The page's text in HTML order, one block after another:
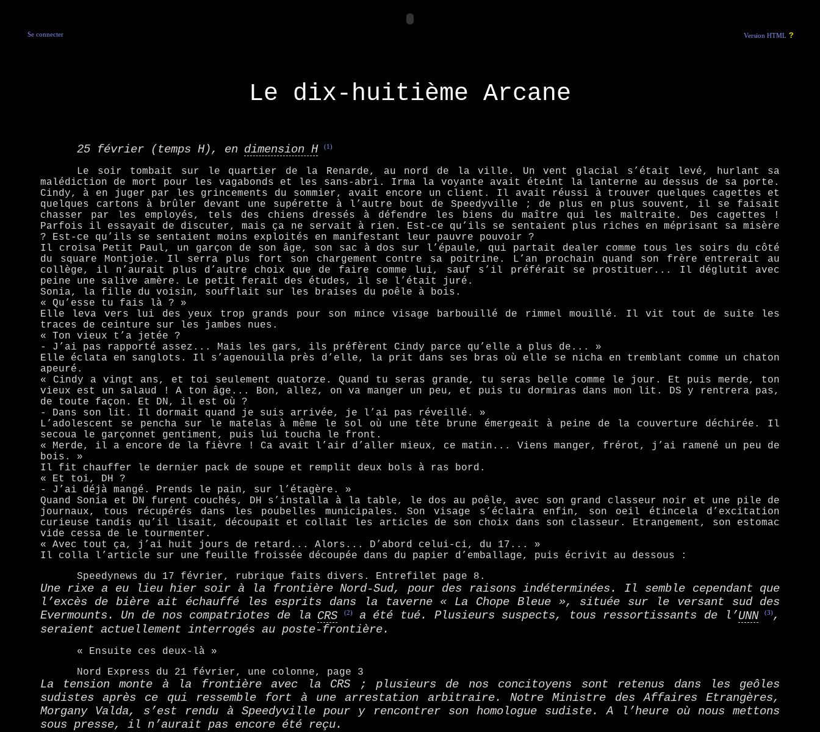
Se connecter Version HTML ?
Le dix-huitième Arcane
25 février (temps H), en dimension H (1)
Le soir tombait sur le quartier de la Renarde, au nord de la ville. Un vent glacial s’était levé, hurlant sa
malédiction de mort pour les vagabonds et les sans-abri. Irma la voyante avait éteint la lanterne au dessus de sa porte.
Cindy, à en juger par les grincements du sommier, avait encore un client. Il avait réussi à trouver quelques cagettes et
quelques cartons à brûler devant une supérette à l’autre bout de Speedyville ; de plus en plus souvent, il se faisait
chasser par les employés, tels des chiens dressés à défendre les biens du maître qui les maltraite. Des cagettes !
Parfois il essayait de discuter, mais ça ne servait à rien. Est-ce qu’ils se sentaient plus riches en méprisant sa misère
? Est-ce qu’ils se sentaient moins exploités en manifestant leur pauvre pouvoir ?
Il croisa Petit Paul, un garçon de son âge, son sac à dos sur l’épaule, qui partait dealer comme tous les soirs du côté
du square Montjoie. Il serra plus fort son chargement contre sa poitrine. L’an prochain quand son frère entrerait au
collège, il n’aurait plus d’autre choix que de faire comme lui, sauf s’il préférait se prostituer... Il déglutit avec
peine une salive amère. Le petit ferait des études, il se l’était juré.
Sonia, la fille du voisin, soufflait sur les braises du poêle à bois.
« Qu’esse tu fais là ? »
Elle leva vers lui des yeux trop grands pour son mince visage barbouillé de rimmel mouillé. Il vit tout de suite les
traces de ceinture sur les jambes nues.
« Ton vieux t’a jetée ?
- J’ai pas rapporté assez... Mais les gars, ils préfèrent Cindy parce qu’elle a plus de... »
Elle éclata en sanglots. Il s’agenouilla près d’elle, la prit dans ses bras où elle se nicha en tremblant comme un chaton
apeuré.
« Cindy a vingt ans, et toi seulement quatorze. Quand tu seras grande, tu seras belle comme le jour. Et puis merde, ton
vieux est un salaud ! A ton âge... Bon, allez, on va manger un peu, et puis tu dormiras dans mon lit. DS y rentrera pas,
de toute façon. Et DN, il est où ?
- Dans son lit. Il dormait quand je suis arrivée, je l’ai pas réveillé. »
L’adolescent se pencha sur le matelas à même le sol où une tête brune émergeait à peine de la couverture déchirée. Il
secoua le garçonnet gentiment, puis lui toucha le front.
« Merde, il a encore de la fièvre ! Ca avait l’air d’aller mieux, ce matin... Viens manger, frérot, j’ai ramené un peu de
bois. »
Il fit chauffer le dernier pack de soupe et remplit deux bols à ras bord.
« Et toi, DH ?
- J’ai déjà mangé. Prends le pain, sur l’étagère. »
Quand Sonia et DN furent couchés, DH s’installa à la table, le dos au poêle, avec son grand classeur noir et une pile de
journaux, tous récupérés dans les poubelles municipales. Son visage s’éclaira enfin, son oeil étincela d’excitation
curieuse tandis qu’il lisait, découpait et collait les articles de son choix dans son classeur. Etrangement, son estomac
vide cessa de le tourmenter.
« Avec tout ça, j’ai huit jours de retard... Alors... D’abord celui-ci, du 17... »
Il colla l’article sur une feuille froissée découpée dans du papier d’emballage, puis écrivit au dessous :
Speedynews du 17 février, rubrique faits divers. Entrefilet page 8.
Une rixe a eu lieu hier soir à la frontière Nord-Sud, pour des raisons indéterminées. Il semble cependant que
l’excès de bière ait échauffé les esprits dans la taverne « La Chope Bleue », située sur le versant sud des
Evermounts. Un de nos compatriotes de la CRS (2) a été tué. Plusieurs suspects, tous ressortissants de l’UNN (3),
seraient actuellement interrogés au poste-frontière.
« Ensuite ces deux-là »
Nord Express du 21 février, une colonne, page 3
La tension monte à la frontière avec la CRS ; plusieurs de nos concitoyens sont retenus dans les geôles
sudistes après ce qui ressemble fort à une arrestation arbitraire. Notre Ministre des Affaires Etrangères,
Morgany Valda, s’est rendu à Speedyville pour y rencontrer son homologue sudiste. A l’heure où nous mettons
sous presse, il n’aurait pas encore été reçu.